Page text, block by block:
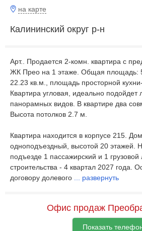
на карте
Калининский округ р-н
Apт.. Продается 2-комн. квартира с
ЖК Прео на 1 этаже. Общая площадь:
22.23 кв.м., площадь просторной
Квартира угловая, идеально
панорамных видов. В квартире два
Высота потолков 2.7 м.
Квартира находится в корпусе 215.
одноподъездный, высотой 20 этажей.
подъезде 1 пассажирский и 1
строительства - 4 квартал 2027 года.
договору долевого ... развернуть
Офис продаж
Показать